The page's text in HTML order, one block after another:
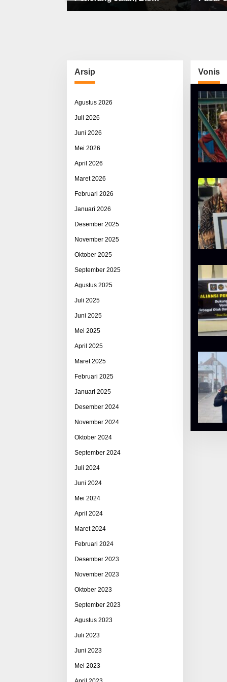
Sekolah, Jalan Rusak Berat
Arsip
Agustus 2026
Juli 2026
Juni 2026
Mei 2026
April 2026
Maret 2026
Februari 2026
Januari 2026
Desember 2025
November 2025
Oktober 2025
September 2025
Agustus 2025
Juli 2025
Juni 2025
Mei 2025
April 2025
Maret 2025
Februari 2025
Januari 2025
Desember 2024
November 2024
Oktober 2024
September 2024
Juli 2024
Juni 2024
Mei 2024
April 2024
Maret 2024
Februari 2024
Desember 2023
November 2023
Oktober 2023
September 2023
Agustus 2023
Juli 2023
Juni 2023
Mei 2023
Vonis